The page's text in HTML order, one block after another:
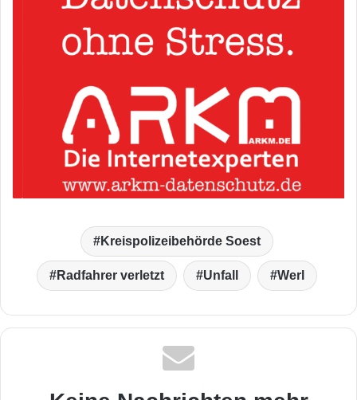
Kreispolizeibehörde Soest
Radfahrer verletzt Unfall Werl